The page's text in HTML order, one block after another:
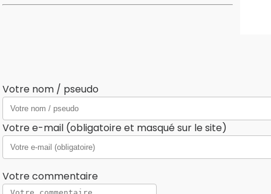
Votre nom / pseudo
Votre e-mail (obligatoire et masqué sur le site)
Votre commentaire